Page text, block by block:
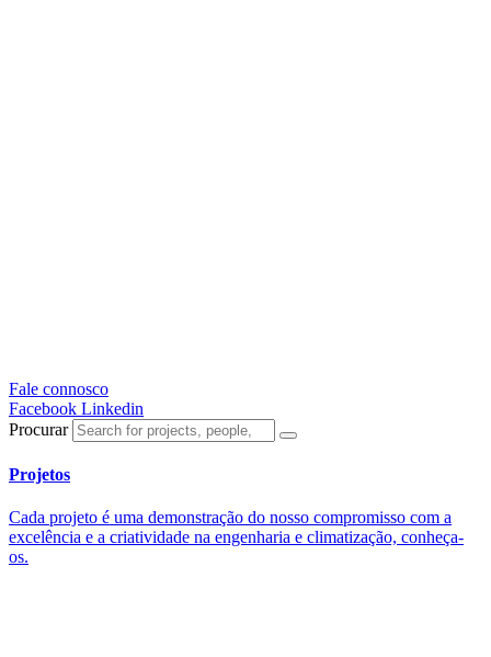
Fale connosco
Facebook Linkedin
Procurar
Projetos
Cada projeto é uma demonstração do nosso compromisso com a
excelência e a criatividade na engenharia e climatização, conheça-
os.